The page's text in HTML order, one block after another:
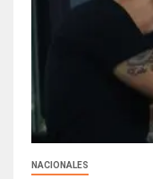
NACIONALES